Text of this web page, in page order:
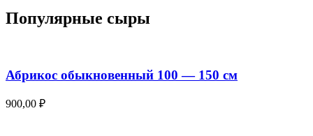
250,00 ₽.200,00 ₽.
Популярные сыры
Абрикос обыкновенный 100 — 150 см
900,00 ₽